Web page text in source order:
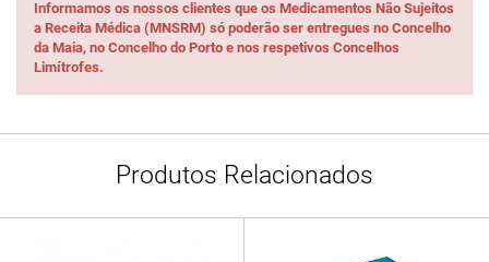
Informamos os nossos clientes que os Medicamentos Não Sujeitos
a Receita Médica (MNSRM) só poderão ser entregues no Concelho
da Maia, no Concelho do Porto e nos respetivos Concelhos
Limítrofes.
Produtos Relacionados